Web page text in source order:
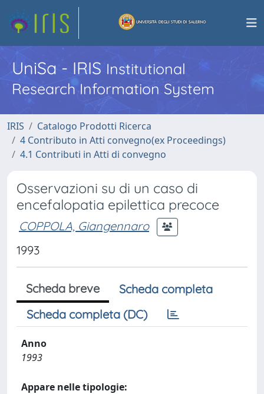
UniSa - IRISInstitutional
Research Information System
IRIS
Catalogo Prodotti Ricerca
4 Contributo in Atti convegno(ex Proceedings)
4.1 Contributi in Atti di convegno
Osservazioni su di un caso di
encefalopatia epilettica precoce
COPPOLA, Giangennaro
1993
Scheda breve
Scheda completa
Scheda completa (DC)
Anno
1993
Appare nelle tipologie: